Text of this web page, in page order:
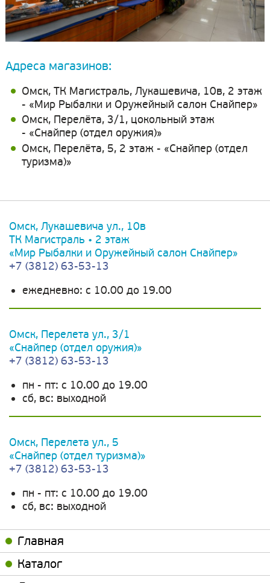
Адреса магазинов:
Омск, ТК Магистраль, Лукашевича, 10в, 2 этаж
- «Мир Рыбалки и Оружейный салон Снайпер»
Омск, Перелёта, 3/1, цокольный этаж
- «Снайпер (отдел оружия)»
Омск, Перелёта, 5, 2 этаж - «Снайпер (отдел
туризма)»
Омск, Лукашевича ул., 10в
ТК Магистраль • 2 этаж
«Мир Рыбалки и Оружейный салон Снайпер»
+7 (3812) 63-53-13
ежедневно: c 10.00 до 19.00
Омск, Перелета ул., 3/1
«Снайпер (отдел оружия)»
+7 (3812) 63-53-13
пн - пт: c 10.00 до 19.00
сб, вс: выходной
Омск, Перелета ул., 5
«Снайпер (отдел туризма)»
+7 (3812) 63-53-13
пн - пт: c 10.00 до 19.00
сб, вс: выходной
Главная
Каталог